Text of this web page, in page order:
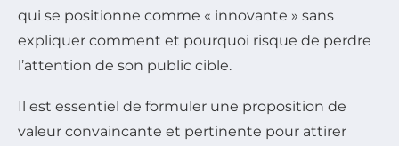
qui se positionne comme « innovante » sans
expliquer comment et pourquoi risque de perdre
l’attention de son public cible.
Il est essentiel de formuler une proposition de
valeur convaincante et pertinente pour attirer